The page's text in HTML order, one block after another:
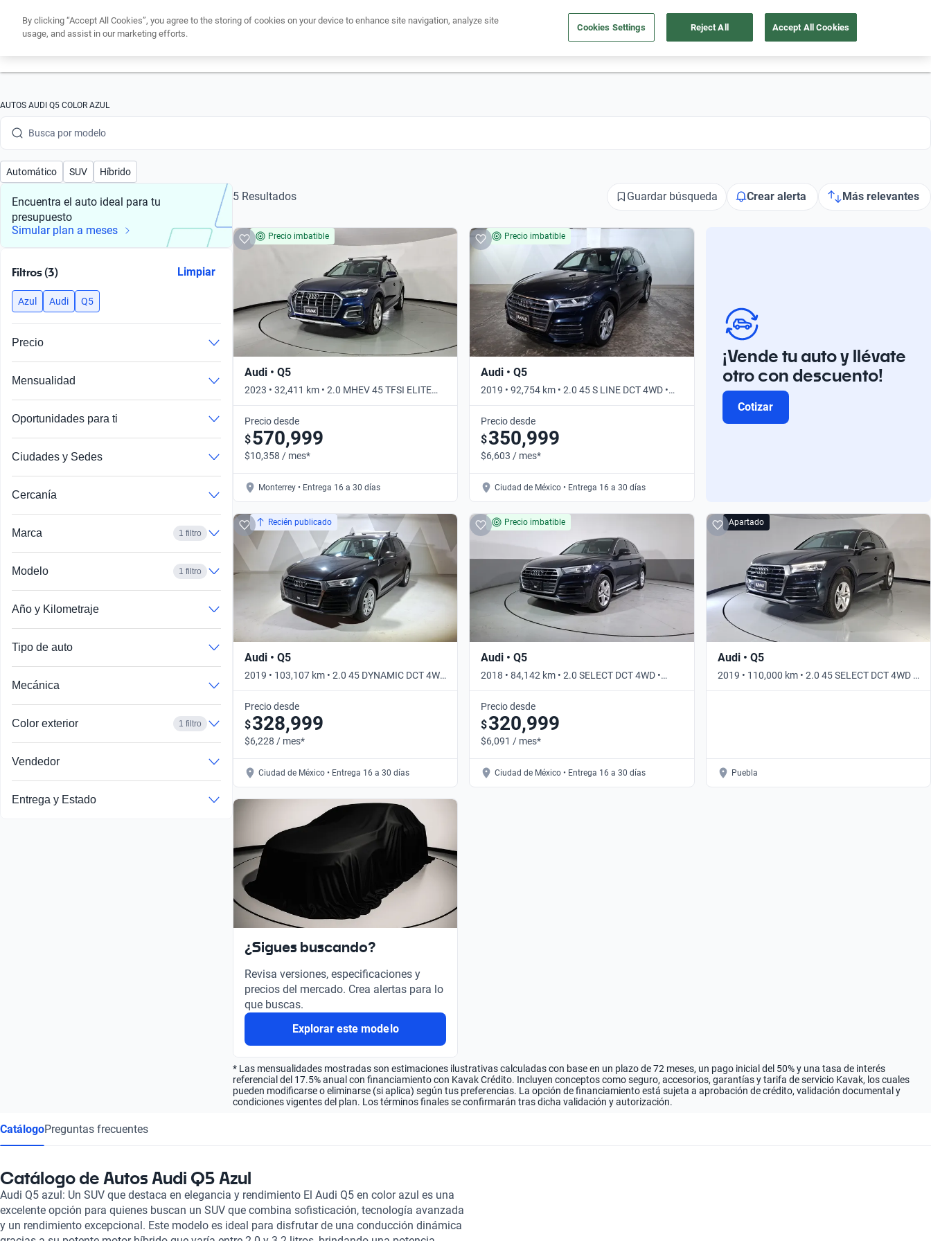
Cuida tu auto Nosotros 55 4162 9202 Ubicación
AUTOS AUDI Q5 COLOR AZUL
Busca por marca
Busca por modelo
Busca por versión
Busca por marca
Busca por año
Automático SUV Híbrido
Encuentra el auto ideal para tu
presupuesto
Simular plan a meses
Filtros (3) Limpiar
Azul Audi Q5
Precio
Mensualidad
Oportunidades para ti
Ciudades y Sedes
Cercanía
Marca 1 filtro
Modelo 1 filtro
Año y Kilometraje
Tipo de auto
Mecánica
Color exterior 1 filtro
Vendedor
Entrega y Estado
5 Resultados Guardar búsqueda Crear alerta Más relevantes
Precio imbatible
Audi • Q5
2023 • 32,411 km • 2.0 MHEV 45 TFSI ELITE
DCT 4WD • Automático
Precio desde
$570,999
$10,358 / mes*
Monterrey • Entrega 16 a 30 días
Precio imbatible
Audi • Q5
2019 • 92,754 km • 2.0 45 S LINE DCT 4WD •
Automático
Precio desde
$350,999
$6,603 / mes*
Ciudad de México • Entrega 16 a 30 días
¡Vende tu auto y llévate
otro con descuento!
Cotizar
Recién publicado
Audi • Q5
2019 • 103,107 km • 2.0 45 DYNAMIC DCT 4WD
• Automático
Precio desde
$328,999
$6,228 / mes*
Ciudad de México • Entrega 16 a 30 días
Precio imbatible
Audi • Q5
2018 • 84,142 km • 2.0 SELECT DCT 4WD •
Automático
Precio desde
$320,999
$6,091 / mes*
Ciudad de México • Entrega 16 a 30 días
Apartado
Audi • Q5
2019 • 110,000 km • 2.0 45 SELECT DCT 4WD •
Automático
Puebla
¿Sigues buscando?
Revisa versiones, especificaciones y
precios del mercado. Crea alertas para lo
que buscas.
Explorar este modelo
* Las mensualidades mostradas son estimaciones ilustrativas calculadas con base en un plazo de 72 meses, un pago inicial del 50% y una tasa de interés
referencial del 17.5% anual con financiamiento con Kavak Crédito. Incluyen conceptos como seguro, accesorios, garantías y tarifa de servicio Kavak, los cuales
pueden modificarse o eliminarse (si aplica) según tus preferencias. La opción de financiamiento está sujeta a aprobación de crédito, validación documental y
condiciones vigentes del plan. Los términos finales se confirmarán tras dicha validación y autorización.
CatálogoPreguntas frecuentes
Catálogo de Autos Audi Q5 Azul
Audi Q5 azul: Un SUV que destaca en elegancia y rendimiento El Audi Q5 en color azul es una
excelente opción para quienes buscan un SUV que combina sofisticación, tecnología avanzada
y un rendimiento excepcional. Este modelo es ideal para disfrutar de una conducción dinámica
By clicking “Accept All Cookies”, you agree to the storing of cookies on your device to enhance site navigation, analyze site
usage, and assist in our marketing efforts.
Cookies Settings Reject All Accept All Cookies